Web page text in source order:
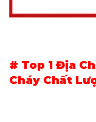
# Top 1 Địa
Cháy Chất